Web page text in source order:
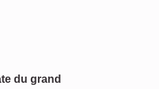
du grand